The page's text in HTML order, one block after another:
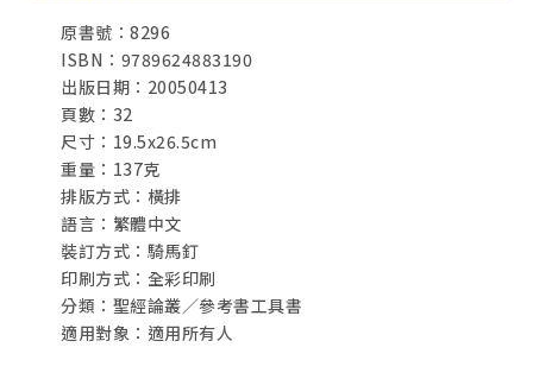
原書號：8296
ISBN：9789624883190
出版日期：20050413
頁數：32
尺寸：19.5x26.5cm
重量：137克
排版方式：橫排
語言：繁體中文
裝訂方式：騎馬釘
印刷方式：全彩印刷
分類：聖經論叢／參考書工具書
適用對象：適用所有人